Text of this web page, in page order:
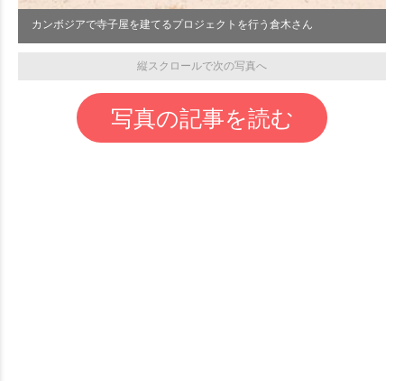
カンボジアで寺子屋を建てるプロジェクトを行う倉木さん
縦スクロールで次の写真へ
写真の記事を読む